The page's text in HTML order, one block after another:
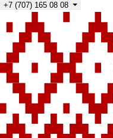
+7 (707) 165 08 08